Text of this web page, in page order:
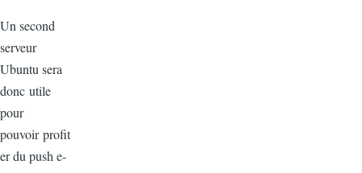
Un second
serveur
Ubuntu sera
donc utile
pour
pouvoir profit
er du push e-